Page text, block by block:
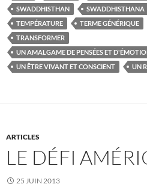
SWADDHISTHAN
SWADDHISTHANA
TEMPÉRATURE
TERME GÉNÉRIQUE
TRANSFORMER
UN AMALGAME DE PENSÉES ET
UN ÊTRE VIVANT ET CONSCIENT
UN
ARTICLES
LE DÉFI
25 JUIN 2013